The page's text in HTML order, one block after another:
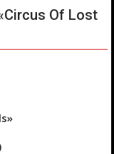
Of Lost